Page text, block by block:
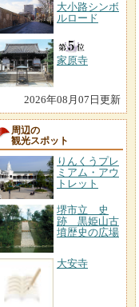
大小路シンボ
ルロード
家原寺
2026年08月07日更新
周辺の
観光スポット
りんくうプレ
ミアム・アウ
トレット
堺市立 史
跡 黒姫山古
墳歴史の広場
大安寺